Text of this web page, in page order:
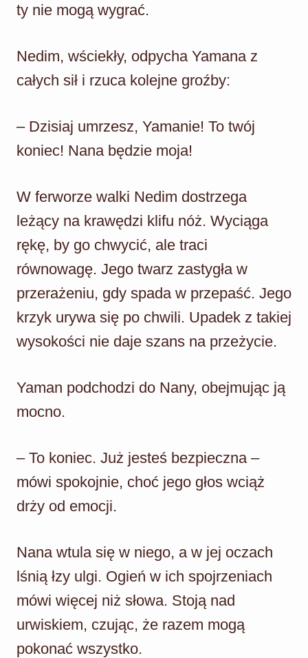
ty nie mogą wygrać.
Nedim, wściekły, odpycha Yamana z
całych sił i rzuca kolejne groźby:
– Dzisiaj umrzesz, Yamanie! To twój
koniec! Nana będzie moja!
W ferworze walki Nedim dostrzega
leżący na krawędzi klifu nóż. Wyciąga
rękę, by go chwycić, ale traci
równowagę. Jego twarz zastygła w
przerażeniu, gdy spada w przepaść. Jego
krzyk urywa się po chwili. Upadek z takiej
wysokości nie daje szans na przeżycie.
Yaman podchodzi do Nany, obejmując ją
mocno.
– To koniec. Już jesteś bezpieczna –
mówi spokojnie, choć jego głos wciąż
drży od emocji.
Nana wtula się w niego, a w jej oczach
lśnią łzy ulgi. Ogień w ich spojrzeniach
mówi więcej niż słowa. Stoją nad
urwiskiem, czując, że razem mogą
pokonać wszystko.